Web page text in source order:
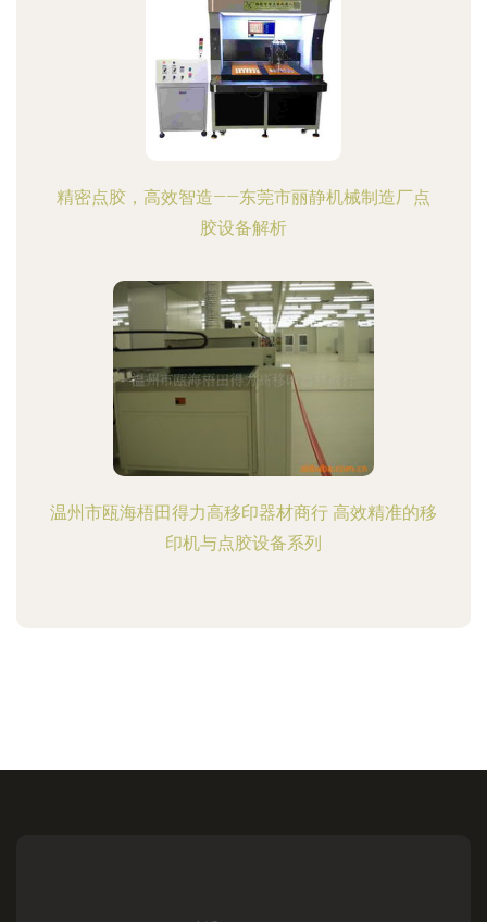
精密点胶，高效智造——东莞市丽静机械制造厂点
胶设备解析
温州市瓯海梧田得力高移印器材商行 高效精准的移
印机与点胶设备系列